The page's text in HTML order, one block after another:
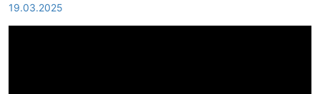
19.03.2025